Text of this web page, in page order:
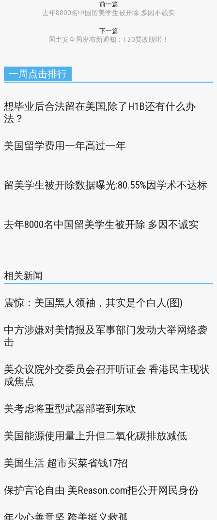
前一篇
去年8000名中国留美学生被开除 多因不诚实
下一篇
国土安全局发布新通知：I-20要改版啦！
一周点击排行
想毕业后合法留在美国,除了H1B还有什么办
法？
美国留学费用一年高过一年
留美学生被开除数据曝光:80.55%因学术不达标
去年8000名中国留美学生被开除 多因不诚实
相关新闻
震惊：美国黑人领袖，其实是个白人(图)
中方涉嫌对美情报及军事部门发动大举网络袭
击
美众议院外交委员会召开听证会 香港民主现状
成焦点
美考虑将重型武器部署到东欧
美国能源使用量上升但二氧化碳排放减低
美国生活 超市买菜省钱17招
保护言论自由 美Reason.com拒公开网民身份
年少心善意坚 跨美挺义救孤